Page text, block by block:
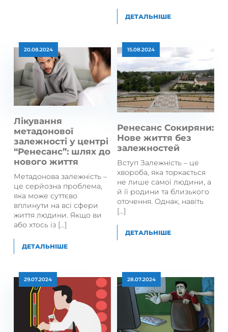
ДЕТАЛЬНІШЕ
Лікування
метадонової
залежності у центрі
“Ренесанс”: шлях до
нового життя
20.08.2024
Метадонова залежність –
це серйозна проблема,
яка може суттєво
вплинути на всі сфери
життя людини. Якщо ви
або хтось із […]
ДЕТАЛЬНІШЕ
Ренесанс Сокиряни:
Нове життя без
залежностей
15.08.2024
Вступ Залежність – це
хвороба, яка торкається
не лише самої людини, а
й її родини та близького
оточення. Однак, навіть
[…]
ДЕТАЛЬНІШЕ
29.07.2024 28.07.2024